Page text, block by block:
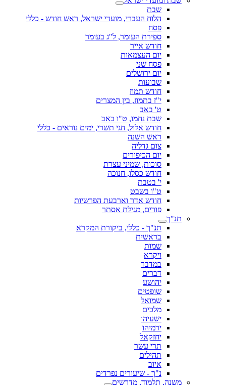
שבת
הלוח העברי, מועדי ישראל, ראש חודש - כללי
פסח
ספירת העומר, ל"ג בעומר
חודש אייר
יום העצמאות
פסח שני
יום ירושלים
שבועות
חודש תמוז
י"ז בתמוז, בין המצרים
ט' באב
שבת נחמו, ט"ו באב
חודש אלול, חגי תשרי, ימים נוראים - כללי
ראש השנה
צום גדליה
יום הכיפורים
סוכות, שמיני עצרת
חודש כסלו, חנוכה
י' בטבת
ט"ו בשבט
חודש אדר וארבעת הפרשיות
פורים, מגילת אסתר
תנ"ך
תנ"ך - כללי, ביקורת המקרא
בראשית
שמות
ויקרא
במדבר
דברים
יהושע
שופטים
שמואל
מלכים
ישעיהו
ירמיהו
יחזקאל
תרי עשר
תהילים
איוב
נ"ך - שיעורים נפרדים
משנה, תלמוד, מדרשים